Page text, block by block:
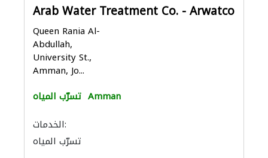
Arab Water Treatment Co. - Arwatco
Queen Rania Al-
Abdullah,
University St.,
Amman, Jo...
تسرّب المياه Amman
الخدمات:
تسرّب المياه